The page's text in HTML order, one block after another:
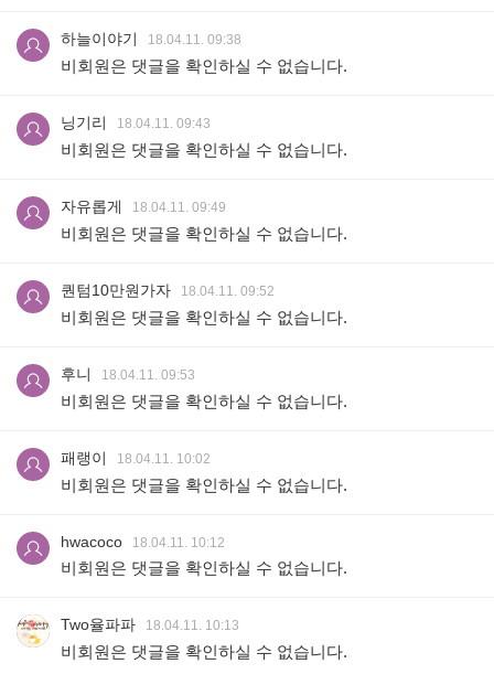
하늘이야기 18.04.11. 09:38
비회원은 댓글을 확인하실 수 없습니다.
닝기리 18.04.11. 09:43
비회원은 댓글을 확인하실 수 없습니다.
자유롭게 18.04.11. 09:49
비회원은 댓글을 확인하실 수 없습니다.
퀀텀10만원가자 18.04.11. 09:52
비회원은 댓글을 확인하실 수 없습니다.
후니 18.04.11. 09:53
비회원은 댓글을 확인하실 수 없습니다.
패랭이 18.04.11. 10:02
비회원은 댓글을 확인하실 수 없습니다.
hwacoco 18.04.11. 10:12
비회원은 댓글을 확인하실 수 없습니다.
Two율파파 18.04.11. 10:13
비회원은 댓글을 확인하실 수 없습니다.